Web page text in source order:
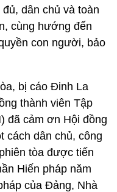
dân chủ và toàn
cùng hướng đến
con người, bảo
bị cáo Đinh La
thành viên Tập
đã cảm ơn Hội đồng
cách dân chủ, công
tòa được tiến
Hiến pháp năm
của Đảng, Nhà